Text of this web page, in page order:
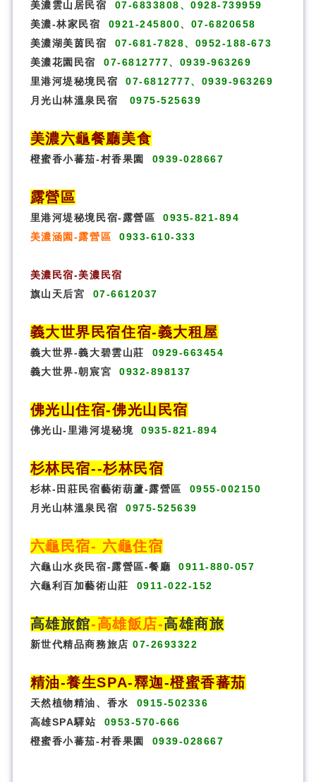
美濃雲山居民宿
07-6833808、0928-739959
美濃-林家民宿
0921-245800、07-6820658
美濃湖美茵民宿
07-681-7828、0952-188-673
美濃花園民宿
07-6812777、0939-963269
里港河堤秘境民宿
07-6812777、0939-963269
月光山林溫泉民宿
0975-525639
美濃六龜餐廳美食
橙蜜香小蕃茄-村香果園 0939-028667
露營區
里港河堤秘境民宿-露營區
0935-821-894
美濃涵園-露營區
0933-610-333
美濃民宿-美濃民宿
旗山天后宮
07-6612037
義大世界民宿住宿-義大租屋
義大世界-義大碧雲山莊
0929-663454
義大世界-朝宸宮
0932-898137
佛光山住宿-佛光山民宿
佛光山-里港河堤秘境 0935-821-894
杉林民宿--杉林民宿
杉林-田莊民宿藝術葫蘆-露營區
0955-002150
月光山林溫泉民宿
0975-525639
六龜民宿- 六龜住宿
六龜山水炎民宿-露營區-餐廳
0911-880-057
六龜利百加藝術山莊
0911-022-152
高雄旅館-高雄飯店-高雄商旅
新世代精品商務旅店 07-2693322
精油-養生SPA-釋迦-橙蜜香蕃茄
天然植物精油、香水
0915-502336
高雄SPA驛站
0953-570-666
橙蜜香小蕃茄-村香果園
0939-028667